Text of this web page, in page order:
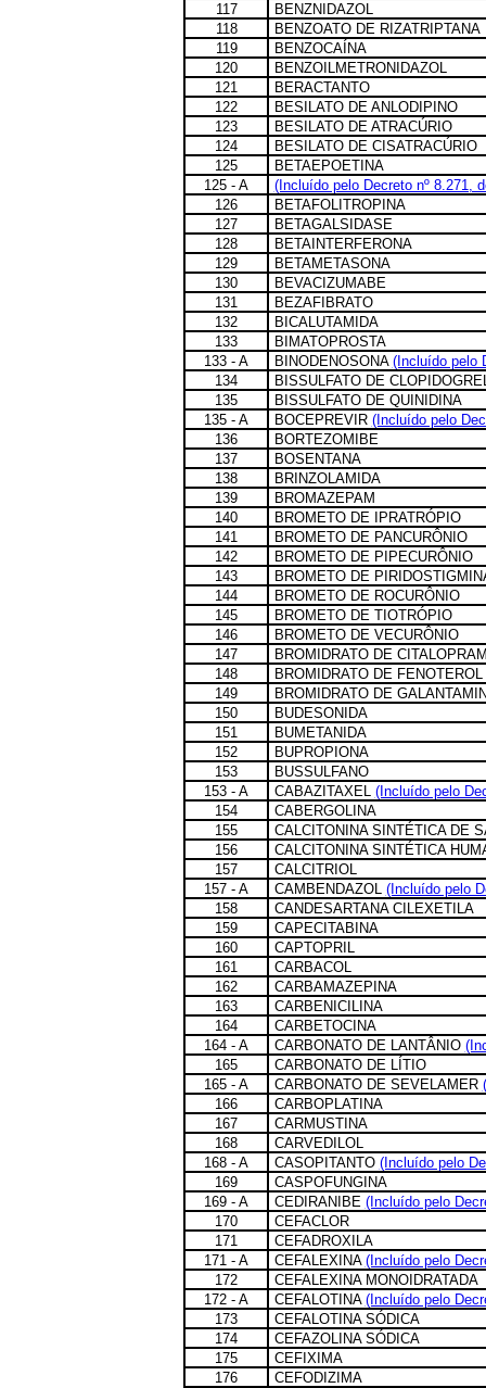
117
BENZNIDAZOL
118
BENZOATO DE RIZATRIPTANA
119
BENZOCAÍNA
120
BENZOILMETRONIDAZOL
121
BERACTANTO
122
BESILATO DE ANLODIPINO
123
BESILATO DE ATRACÚRIO
124
BESILATO DE CISATRACÚRIO
125
BETAEPOETINA
125 - A
(Incluído pelo Decreto nº 8.271,
126
BETAFOLITROPINA
127
BETAGALSIDASE
128
BETAINTERFERONA
129
BETAMETASONA
130
BEVACIZUMABE
131
BEZAFIBRATO
132
BICALUTAMIDA
133
BIMATOPROSTA
133 - A
BINODENOSONA (Incluído pelo
134
BISSULFATO DE
135
BISSULFATO DE QUINIDINA
135 - A
BOCEPREVIR (Incluído pelo
136
BORTEZOMIBE
137
BOSENTANA
138
BRINZOLAMIDA
139
BROMAZEPAM
140
BROMETO DE IPRATRÓPIO
141
BROMETO DE PANCURÔNIO
142
BROMETO DE PIPECURÔNIO
143
BROMETO DE
144
BROMETO DE ROCURÔNIO
145
BROMETO DE TIOTRÓPIO
146
BROMETO DE VECURÔNIO
147
BROMIDRATO DE
148
BROMIDRATO DE FENOTEROL
149
BROMIDRATO DE
150
BUDESONIDA
151
BUMETANIDA
152
BUPROPIONA
153
BUSSULFANO
153 - A
CABAZITAXEL (Incluído pelo
154
CABERGOLINA
155
CALCITONINA SINTÉTICA DE
156
CALCITONINA SINTÉTICA
157
CALCITRIOL
157 - A
CAMBENDAZOL (Incluído pelo
158
CANDESARTANA CILEXETILA
159
CAPECITABINA
160
CAPTOPRIL
161
CARBACOL
162
CARBAMAZEPINA
163
CARBENICILINA
164
CARBETOCINA
164 - A
CARBONATO DE LANTÂNIO
165
CARBONATO DE LÍTIO
165 - A
CARBONATO DE SEVELAMER
166
CARBOPLATINA
167
CARMUSTINA
168
CARVEDILOL
168 - A
CASOPITANTO (Incluído pelo
169
CASPOFUNGINA
169 - A
CEDIRANIBE (Incluído pelo
170
CEFACLOR
171
CEFADROXILA
171 - A
CEFALEXINA (Incluído pelo
172
CEFALEXINA MONOIDRATADA
172 - A
CEFALOTINA (Incluído pelo
173
CEFALOTINA SÓDICA
174
CEFAZOLINA SÓDICA
175
CEFIXIMA
176
CEFODIZIMA